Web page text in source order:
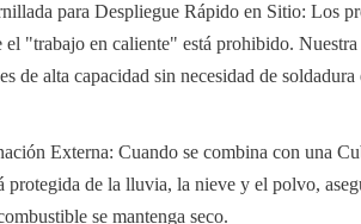
para Despliegue Rápido en Sitio: Los
el "trabajo en caliente" está prohibido.
de alta capacidad sin necesidad de
Externa: Cuando se combina con una
protegida de la lluvia, la nieve y el polvo,
se mantenga seco.